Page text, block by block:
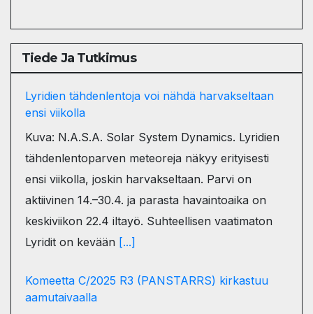
Tiede Ja Tutkimus
Lyridien tähdenlentoja voi nähdä harvakseltaan
ensi viikolla
Kuva: N.A.S.A. Solar System Dynamics. Lyridien
tähdenlentoparven meteoreja näkyy erityisesti
ensi viikolla, joskin harvakseltaan. Parvi on
aktiivinen 14.–30.4. ja parasta havaintoaika on
keskiviikon 22.4 iltayö. Suhteellisen vaatimaton
Lyridit on kevään [...]
Komeetta C/2025 R3 (PANSTARRS) kirkastuu
aamutaivaalla